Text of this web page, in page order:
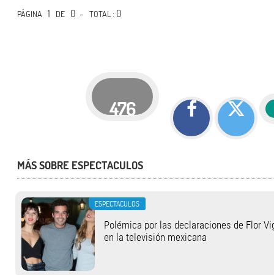
PÁGINA 1 DE 0 -TOTAL: 0
476
MÁS SOBRE ESPECTACULOS
ESPECTACULOS
Polémica por las declaraciones de Flor
en la televisión mexicana